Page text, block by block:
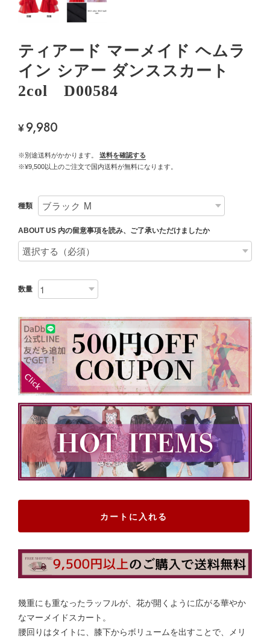
ティアード マーメイド ヘムラ
イン シアー ダンススカート
2col D00584
¥9,980
※別途送料がかかります。
送料を確認する
※¥9,500以上のご注文で国内送料が無料になります。
種類
ABOUT US 内の留意事項を読み、ご了承いただけましたか
数量
カートに入れる
幾重にも重なったラッフルが、花が開くように広がる華やか
なマーメイドスカート。
腰回りはタイトに、膝下からボリュームを出すことで、メリ